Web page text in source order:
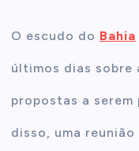
O escudo do Bahia
últimos dias sobre
propostas a serem
disso, uma